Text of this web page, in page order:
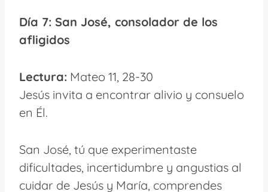
Día 7: San José, consolador de los
afligidos
Lectura: Mateo 11, 28-30
Jesús invita a encontrar alivio y consuelo
en Él.
San José, tú que experimentaste
dificultades, incertidumbre y angustias al
cuidar de Jesús y María, comprendes